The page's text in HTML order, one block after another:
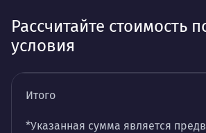
Рассчитайте стоимость
условия
Итого
*Указанная сумма является